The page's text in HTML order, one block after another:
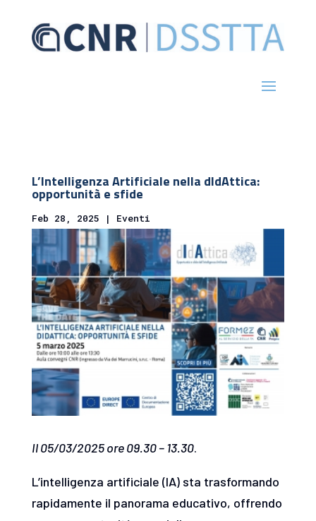
L’Intelligenza Artificiale nella dIdAttica:
opportunità e sfide
Feb 28, 2025 | Eventi
Il 05/03/2025 ore 09.30 – 13.30.
L’intelligenza artificiale (IA) sta trasformando
rapidamente il panorama educativo, offrendo